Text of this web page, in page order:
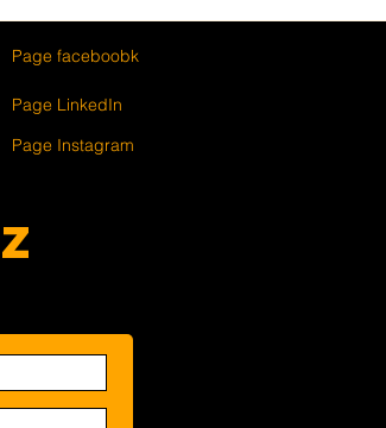
Page faceboobk
Page LinkedIn
Page Instagram